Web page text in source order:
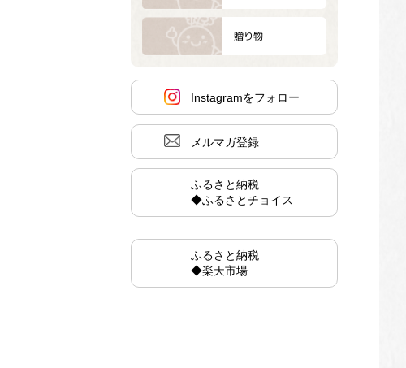
贈り物
Instagramをフォロー
メルマガ登録
ふるさと納税
◆ふるさとチョイス
ふるさと納税
◆楽天市場